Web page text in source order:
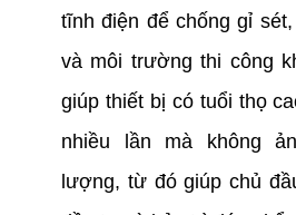
tĩnh điện để chống gỉ
và môi trường thi công
giúp thiết bị có tuổi thọ
nhiều lần mà không
lượng, từ đó giúp chủ